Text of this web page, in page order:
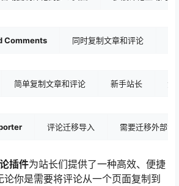
Comments 同时复制文章和评论
简单复制文章和评论 新手站长 免
评论迁移导入 需要迁移外部评
插件为站长们提供了一种高效、便捷
你是需要将评论从一个页面复制到